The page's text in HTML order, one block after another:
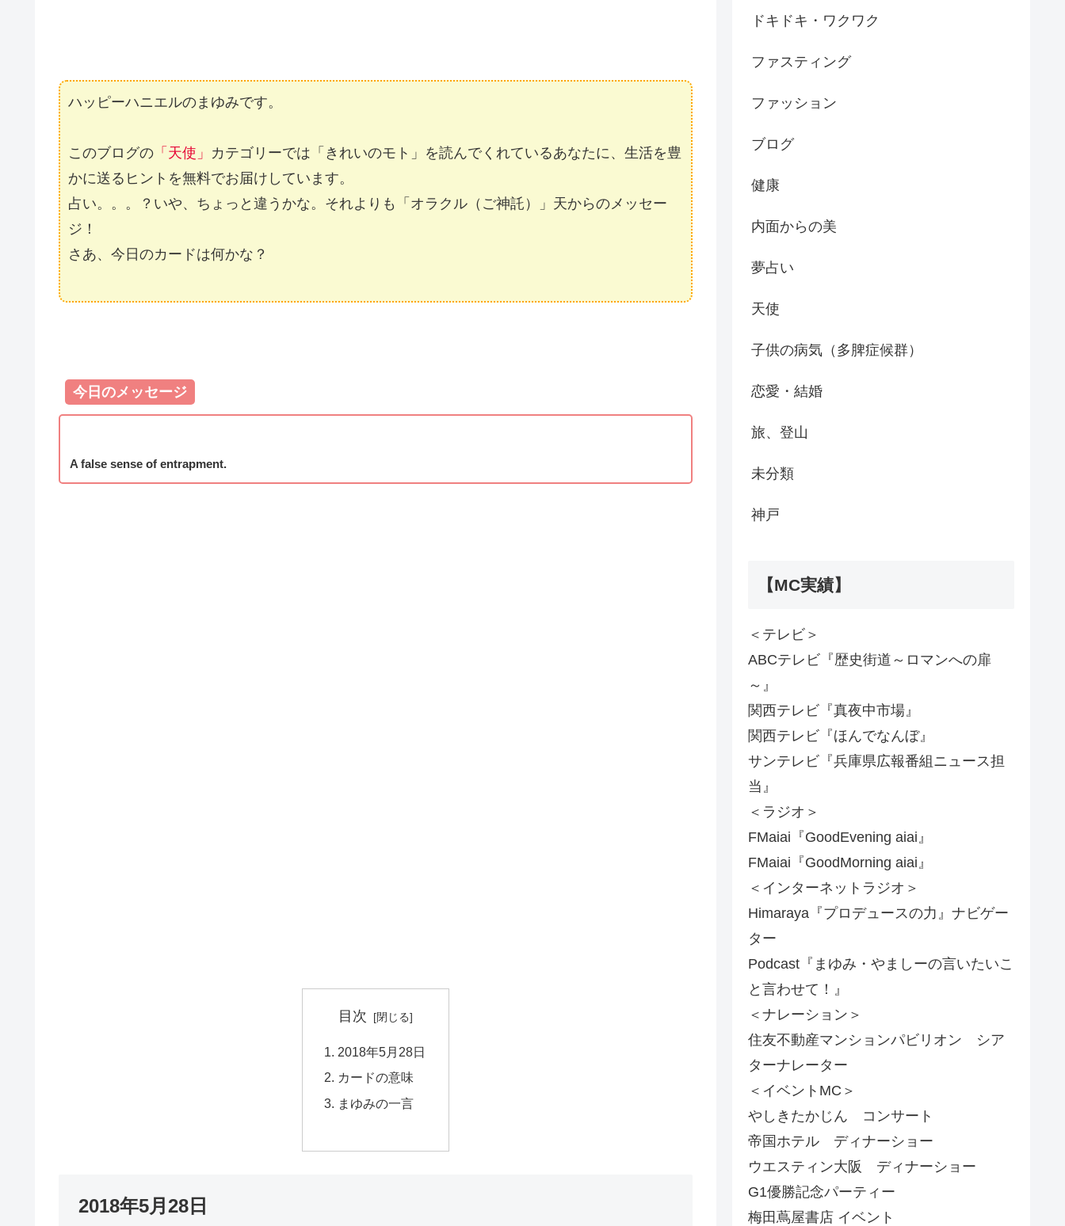
ハッピーハニエルのまゆみです。
このブログの 「天使」 カテゴリーでは「きれいのモト」を読んでくれているあなたに、生活を豊
かに送るヒントを無料でお届けしています。
占い。。。？いや、ちょっと違うかな。それよりも「オラクル（ご神託）」天からのメッセー
ジ！
さあ、今日のカードは何かな？
今日のメッセージ
A false sense of entrapment.
目次
2018年5月28日
カードの意味
まゆみの一言
2018年5月28日
ドキドキ・ワクワク
ファスティング
ファッション
ブログ
健康
内面からの美
夢占い
天使
子供の病気（多脾症候群）
恋愛・結婚
旅、登山
未分類
神戸
【MC実績】
＜テレビ＞
ABCテレビ『歴史街道～ロマンへの扉
～』
関西テレビ『真夜中市場』
関西テレビ『ほんでなんぼ』
サンテレビ『兵庫県広報番組ニュース担
当』
＜ラジオ＞
FMaiai『GoodEvening aiai』
FMaiai『GoodMorning aiai』
＜インターネットラジオ＞
Himaraya『プロデュースの力』ナビゲー
ター
Podcast『まゆみ・やましーの言いたいこ
と言わせて！』
＜ナレーション＞
住友不動産マンションパビリオン シア
ターナレーター
＜イベントMC＞
やしきたかじん コンサート
帝国ホテル ディナーショー
ウエスティン大阪 ディナーショー
G1優勝記念パーティー
梅田蔦屋書店 イベント